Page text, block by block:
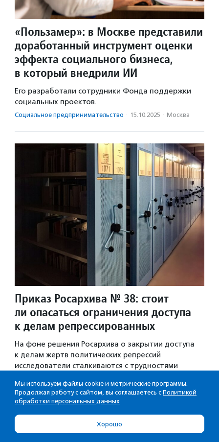
«Пользамер»: в Москве представили
доработанный инструмент оценки
эффекта социального бизнеса,
в который внедрили ИИ
Его разработали сотрудники Фонда поддержки
социальных проектов.
Социальное предпри­нима­тель­ство · 15.10.2025 · Москва
Приказ Росархива № 38: стоит
ли опасаться ограничения доступа
к делам репрессированных
На фоне решения Росархива о закрытии доступа
к делам жертв политических репрессий
исследователи сталкиваются с трудностями
Культура и просвещение 14.10.2025
Мы используем файлы cookie и метрические программы.
Продолжая работу с сайтом, вы соглашаетесь с Политикой
обработки персональных данных
Хорошо